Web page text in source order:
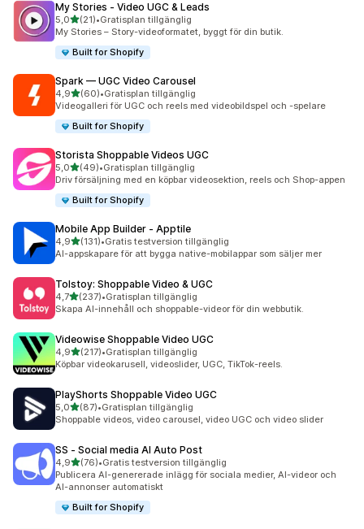
My Stories ‑ Video UGC & Leads
5,0av 5 stjärnor
(21)
21 recensioner totalt
•Gratisplan tillgänglig
My Stories – Story-videoformatet, byggt för din butik.
Built for Shopify
Spark — UGC Video Carousel
4,9av 5 stjärnor
(60)
60 recensioner totalt
•Gratisplan tillgänglig
Videogalleri för UGC och reels med videobildspel och -spelare
Built for Shopify
Storista Shoppable Videos UGC
5,0av 5 stjärnor
(49)
49 recensioner totalt
•Gratisplan tillgänglig
Driv försäljning med en köpbar videosektion, reels och Shop-appen
Built for Shopify
Mobile App Builder ‑ Apptile
4,9av 5 stjärnor
(131)
131 recensioner totalt
•Gratis testversion tillgänglig
AI-appskapare för att bygga native-mobilappar som säljer mer
Tolstoy: Shoppable Video & UGC
4,7av 5 stjärnor
(237)
237 recensioner totalt
•Gratisplan tillgänglig
Skapa AI-innehåll och shoppable-videor för din webbutik.
Videowise Shoppable Video UGC
4,9av 5 stjärnor
(217)
217 recensioner totalt
•Gratisplan tillgänglig
Köpbar videokarusell, videoslider, UGC, TikTok-reels.
PlayShorts Shoppable Video UGC
5,0av 5 stjärnor
(87)
87 recensioner totalt
•Gratisplan tillgänglig
Shoppable videos, video carousel, video UGC och video slider
SS ‑ Social media AI Auto Post
4,9av 5 stjärnor
(76)
76 recensioner totalt
•Gratis testversion tillgänglig
Publicera AI-genererade inlägg för sociala medier, AI-videor och
AI-annonser automatiskt
Built for Shopify